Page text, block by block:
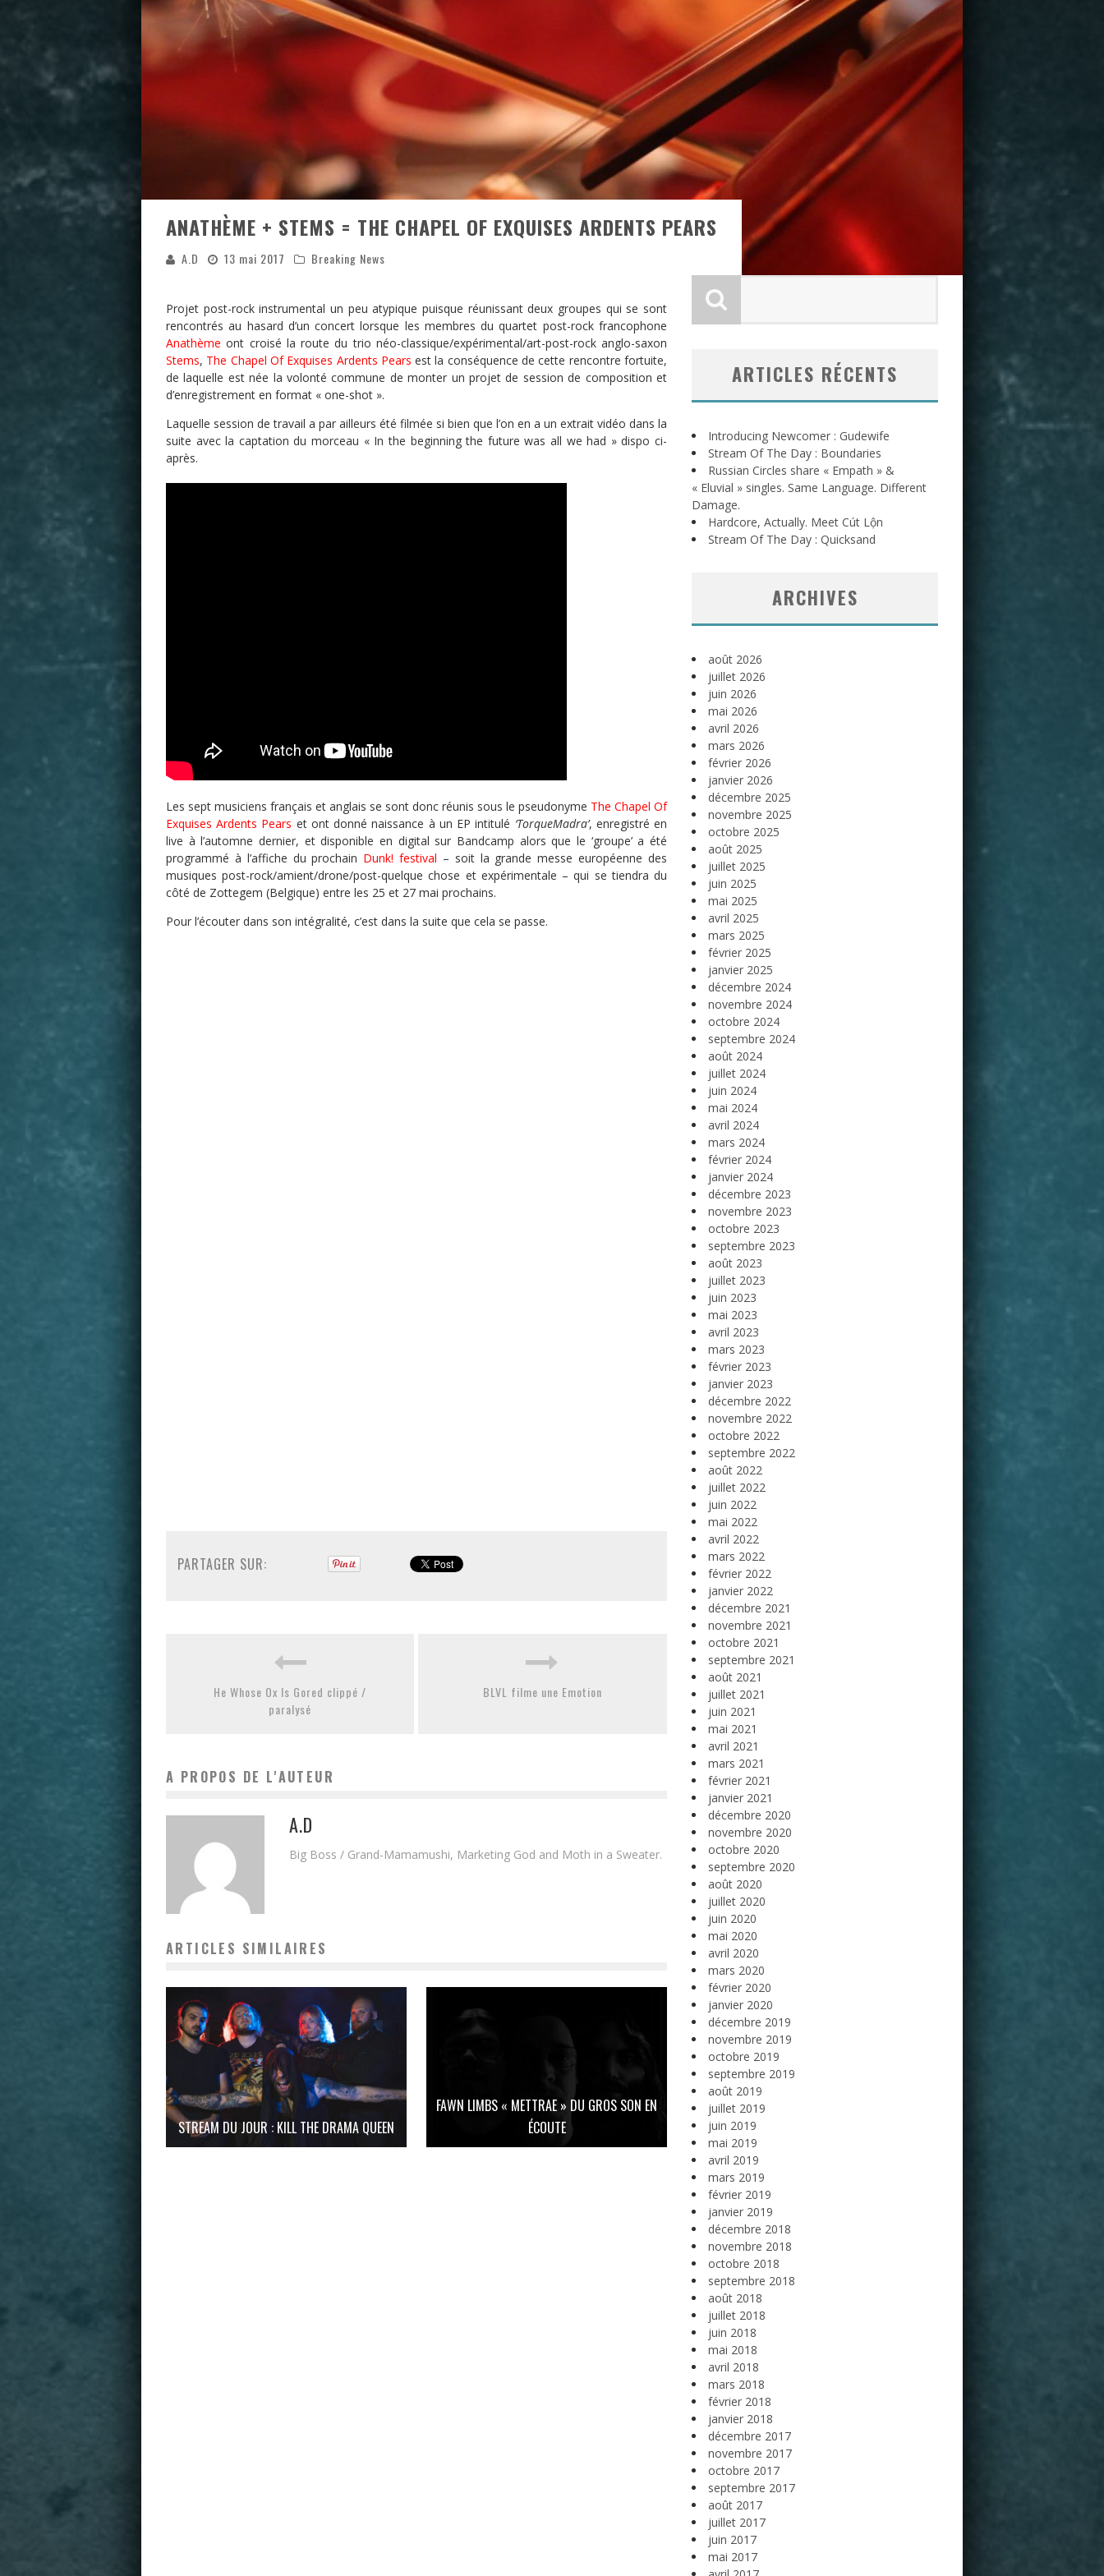
ANATHÈME + STEMS = THE CHAPEL OF EXQUISES ARDENTS PEARS
A.D 13 mai 2017 Breaking News
Projet post-rock instrumental un peu atypique puisque réunissant deux groupes qui se sont
rencontrés au hasard d’un concert lorsque les membres du quartet post-rock francophone
Anathème ont croisé la route du trio néo-classique/expérimental/art-post-rock anglo-saxon
Stems, The Chapel Of Exquises Ardents Pears est la conséquence de cette rencontre fortuite,
de laquelle est née la volonté commune de monter un projet de session de composition et
d’enregistrement en format « one-shot ».
Laquelle session de travail a par ailleurs été filmée si bien que l’on en a un extrait vidéo dans la
suite avec la captation du morceau « In the beginning the future was all we had » dispo ci-
après.
Les sept musiciens français et anglais se sont donc réunis sous le pseudonyme The Chapel Of
Exquises Ardents Pears et ont donné naissance à un EP intitulé ‘TorqueMadra’, enregistré en
live à l’automne dernier, et disponible en digital sur Bandcamp alors que le ‘groupe’ a été
programmé à l’affiche du prochain Dunk! festival – soit la grande messe européenne des
musiques post-rock/amient/drone/post-quelque chose et expérimentale – qui se tiendra du
côté de Zottegem (Belgique) entre les 25 et 27 mai prochains.
Pour l’écouter dans son intégralité, c’est dans la suite que cela se passe.
PARTAGER SUR:
He Whose Ox Is Gored clippé /
paralysé
BLVL filme une Emotion
A PROPOS DE L'AUTEUR
A.D
Big Boss / Grand-Mamamushi, Marketing God and Moth in a Sweater.
ARTICLES SIMILAIRES
STREAM DU JOUR : KILL THE DRAMA QUEEN
FAWN LIMBS « METTRAE » DU GROS SON EN
ÉCOUTE
ARTICLES RÉCENTS
Introducing Newcomer : Gudewife
Stream Of The Day : Boundaries
Russian Circles share « Empath » &
« Eluvial » singles. Same Language. Different
Damage.
Hardcore, Actually. Meet Cút Lộn
Stream Of The Day : Quicksand
ARCHIVES
août 2026
juillet 2026
juin 2026
mai 2026
avril 2026
mars 2026
février 2026
janvier 2026
décembre 2025
novembre 2025
octobre 2025
août 2025
juillet 2025
juin 2025
mai 2025
avril 2025
mars 2025
février 2025
janvier 2025
décembre 2024
novembre 2024
octobre 2024
septembre 2024
août 2024
juillet 2024
juin 2024
mai 2024
avril 2024
mars 2024
février 2024
janvier 2024
décembre 2023
novembre 2023
octobre 2023
septembre 2023
août 2023
juillet 2023
juin 2023
mai 2023
avril 2023
mars 2023
février 2023
janvier 2023
décembre 2022
novembre 2022
octobre 2022
septembre 2022
août 2022
juillet 2022
juin 2022
mai 2022
avril 2022
mars 2022
février 2022
janvier 2022
décembre 2021
novembre 2021
octobre 2021
septembre 2021
août 2021
juillet 2021
juin 2021
mai 2021
avril 2021
mars 2021
février 2021
janvier 2021
décembre 2020
novembre 2020
octobre 2020
septembre 2020
août 2020
juillet 2020
juin 2020
mai 2020
avril 2020
mars 2020
février 2020
janvier 2020
décembre 2019
novembre 2019
octobre 2019
septembre 2019
août 2019
juillet 2019
juin 2019
mai 2019
avril 2019
mars 2019
février 2019
janvier 2019
décembre 2018
novembre 2018
octobre 2018
septembre 2018
août 2018
juillet 2018
juin 2018
mai 2018
avril 2018
mars 2018
février 2018
janvier 2018
décembre 2017
novembre 2017
octobre 2017
septembre 2017
août 2017
juillet 2017
juin 2017
mai 2017